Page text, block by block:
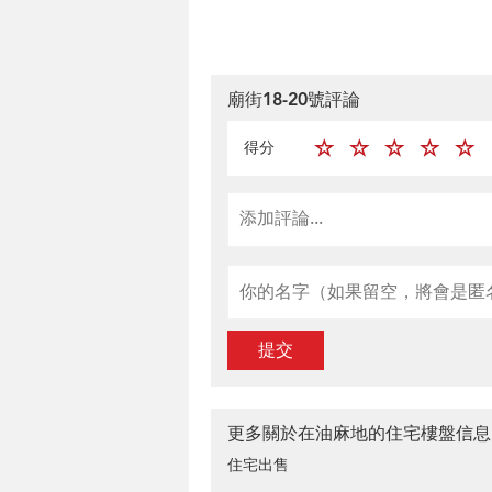
廟街18-20號評論
得分
提交
更多關於在油麻地的住宅樓盤信息
住宅出售